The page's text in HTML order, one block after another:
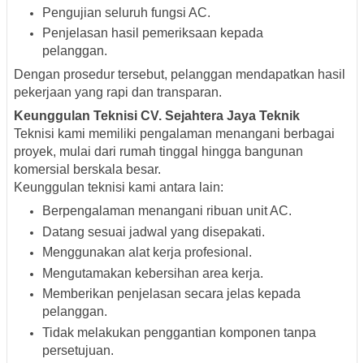
Pengujian seluruh fungsi AC.
Penjelasan hasil pemeriksaan kepada
pelanggan.
Dengan prosedur tersebut, pelanggan mendapatkan hasil
pekerjaan yang rapi dan transparan.
Keunggulan Teknisi CV. Sejahtera Jaya Teknik
Teknisi kami memiliki pengalaman menangani berbagai
proyek, mulai dari rumah tinggal hingga bangunan
komersial berskala besar.
Keunggulan teknisi kami antara lain:
Berpengalaman menangani ribuan unit AC.
Datang sesuai jadwal yang disepakati.
Menggunakan alat kerja profesional.
Mengutamakan kebersihan area kerja.
Memberikan penjelasan secara jelas kepada
pelanggan.
Tidak melakukan penggantian komponen tanpa
persetujuan.